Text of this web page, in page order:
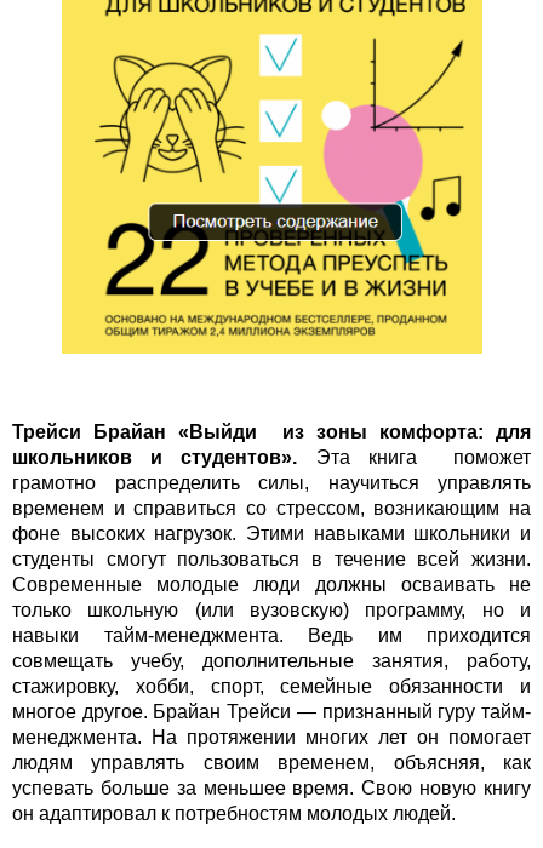
Трейси Брайан «Выйди из зоны комфорта: для
школьников и студентов». Эта книга поможет
грамотно распределить силы, научиться управлять
временем и справиться со стрессом, возникающим на
фоне высоких нагрузок. Этими навыками школьники и
студенты смогут пользоваться в течение всей жизни.
Современные молодые люди должны осваивать не
только школьную (или вузовскую) программу, но и
навыки тайм-менеджмента. Ведь им приходится
совмещать учебу, дополнительные занятия, работу,
стажировку, хобби, спорт, семейные обязанности и
многое другое. Брайан Трейси — признанный гуру тайм-
менеджмента. На протяжении многих лет он помогает
людям управлять своим временем, объясняя, как
успевать больше за меньшее время. Свою новую книгу
он адаптировал к потребностям молодых людей.